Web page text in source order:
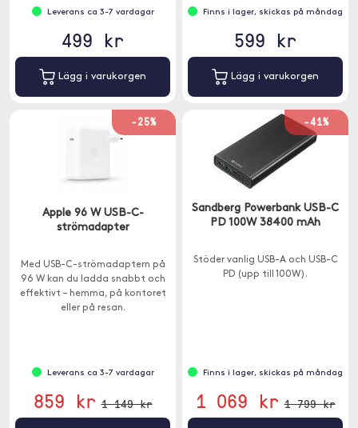
Leverans ca 3-7 vardagar
499 kr
Lägg i varukorgen
Finns i lager, skickas på måndag
599 kr
Lägg i varukorgen
-25%
Apple 96 W USB-C-
strömadapter
Med USB-C-strömadaptern på
96 W kan du ladda snabbt och
effektivt – hemma, på kontoret
eller på resan.
Leverans ca 3-7 vardagar
859 kr 1 149 kr
-41%
Sandberg Powerbank USB-C
PD 100W 38400 mAh
Stöder vanlig USB-A och USB-C
PD (upp till 100W).
Finns i lager, skickas på måndag
1 069 kr 1 799 kr